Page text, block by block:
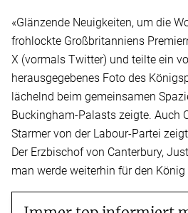
«Glänzende Neuigkeiten, um die
frohlockte Großbritanniens
X (vormals Twitter) und teilte ein
herausgegebenes Foto des
lächelnd beim gemeinsamen
Buckingham-Palasts zeigte. Auch
Starmer von der Labour-Partei
Der Erzbischof von Canterbury,
man werde weiterhin für den König